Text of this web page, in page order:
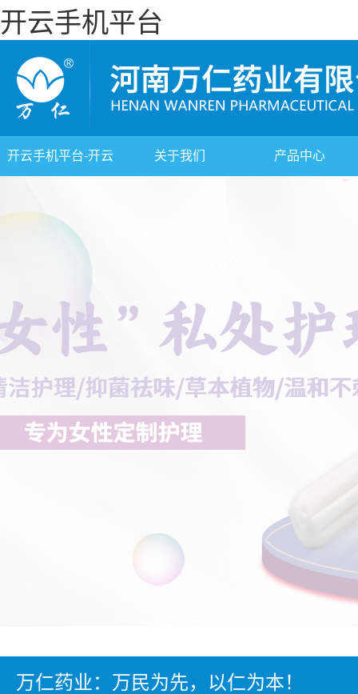
开云手机平台
开云手机平台-开云 关于我们 产品中心
万仁药业：万民为先，以仁为本！